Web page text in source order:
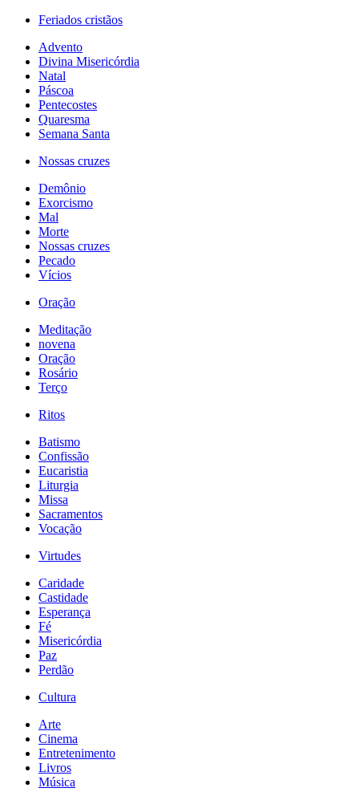
Feriados cristãos
Advento
Divina Misericórdia
Natal
Páscoa
Pentecostes
Quaresma
Semana Santa
Nossas cruzes
Demônio
Exorcismo
Mal
Morte
Nossas cruzes
Pecado
Vícios
Oração
Meditação
novena
Oração
Rosário
Terço
Ritos
Batismo
Confissão
Eucaristia
Liturgia
Missa
Sacramentos
Vocação
Virtudes
Caridade
Castidade
Esperança
Fé
Misericórdia
Paz
Perdão
Cultura
Arte
Cinema
Entretenimento
Livros
Música